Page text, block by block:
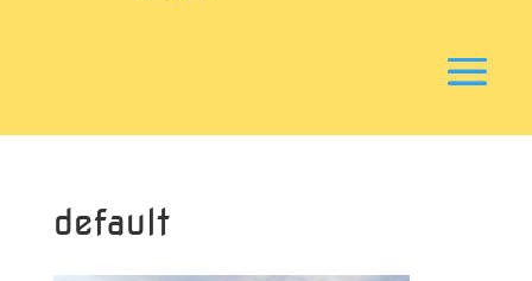
default